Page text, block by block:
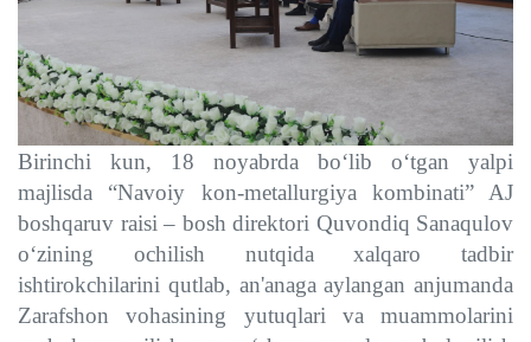
Birinchi kun, 18 noyabrda bo‘lib o‘tgan yalpi
majlisda “Navoiy kon-metallurgiya kombinati” AJ
boshqaruv raisi – bosh direktori Quvondiq Sanaqulov
o‘zining ochilish nutqida xalqaro tadbir
ishtirokchilarini qutlab, an'anaga aylangan anjumanda
Zarafshon vohasining yutuqlari va muammolarini